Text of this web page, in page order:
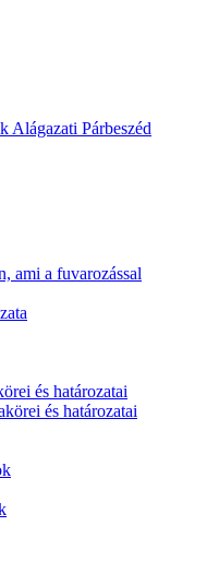
Alágazati Párbeszéd
ami a fuvarozással
és határozatai
és határozatai